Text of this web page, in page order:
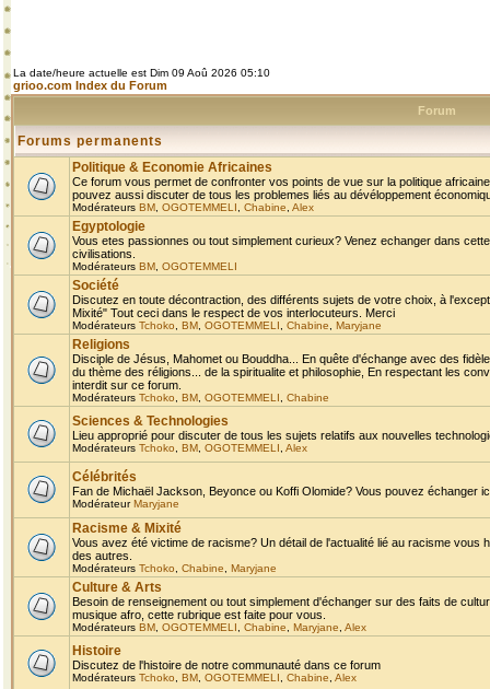
La date/heure actuelle est Dim 09 Aoû 2026 05:10
grioo.com Index du Forum
Forum
Forums permanents
Politique & Economie Africaines
Ce forum vous permet de confronter vos points de vue sur la politique
pouvez aussi discuter de tous les problemes liés au dévéloppement
Modérateurs BM OGOTEMMELI Chabine Alex
Egyptologie
Vous etes passionnes ou tout simplement curieux? Venez echanger dans
civilisations.
Modérateurs BM OGOTEMMELI
Société
Discutez en toute décontraction, des différents sujets de votre choix, à
Mixité" Tout ceci dans le respect de vos interlocuteurs. Merci
Modérateurs Tchoko BM OGOTEMMELI Chabine Maryjane
Religions
Disciple de Jésus, Mahomet ou Bouddha... En quête d'échange avec des
du thème des réligions... de la spiritualite et philosophie, En respectant les
interdit sur ce forum.
Modérateurs Tchoko BM OGOTEMMELI Chabine
Sciences & Technologies
Lieu approprié pour discuter de tous les sujets relatifs aux nouvelles
Modérateurs Tchoko BM OGOTEMMELI Alex
Célébrités
Fan de Michaël Jackson, Beyonce ou Koffi Olomide? Vous pouvez échanger
ModérateurMaryjane
Racisme & Mixité
Vous avez été victime de racisme? Un détail de l'actualité lié au racisme
des autres.
Modérateurs Tchoko Chabine Maryjane
Culture & Arts
Besoin de renseignement ou tout simplement d'échanger sur des faits de
musique afro, cette rubrique est faite pour vous.
Modérateurs BM OGOTEMMELI Chabine Maryjane Alex
Histoire
Discutez de l'histoire de notre communauté dans ce forum
Modérateurs Tchoko BM OGOTEMMELI Chabine Alex